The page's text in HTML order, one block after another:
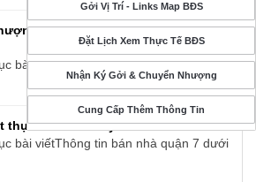
biệt thự song lập GS MetroCity
bài viếtThông tin bán nhà quận 7 dưới
thự GS Metro City Nhà Bè
bài viếtThông tin bán nhà quận 7 dưới
Gởi Vị Trí - Links Map BĐS
Đặt Lịch Xem Thực Tế BĐS
Nhận Ký Gởi & Chuyển Nhượng
Cung Cấp Thêm Thông Tin